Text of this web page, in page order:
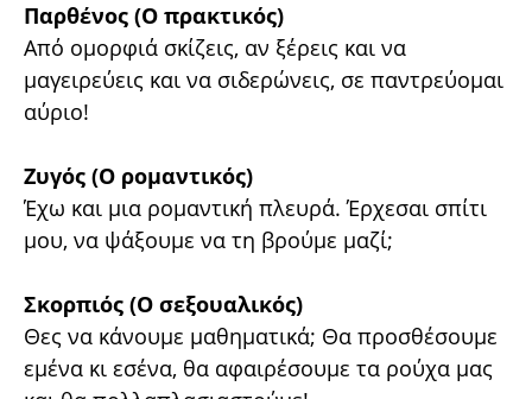
Παρθένος (Ο πρακτικός)
Από ομορφιά σκίζεις, αν ξέρεις και να
μαγειρεύεις και να σιδερώνεις, σε παντρεύομαι
αύριο!
Ζυγός (Ο ρομαντικός)
Έχω και μια ρομαντική πλευρά. Έρχεσαι σπίτι
μου, να ψάξουμε να τη βρούμε μαζί;
Σκορπιός (Ο σεξουαλικός)
Θες να κάνουμε μαθηματικά; Θα προσθέσουμε
εμένα κι εσένα, θα αφαιρέσουμε τα ρούχα μας